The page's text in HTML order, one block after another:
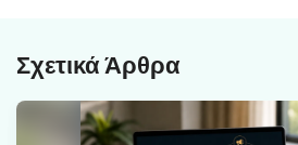
Σχετικά Άρθρα